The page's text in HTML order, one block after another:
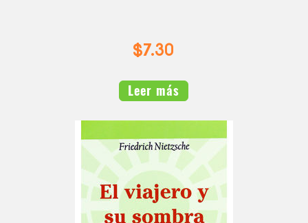
$7.30
Leer más